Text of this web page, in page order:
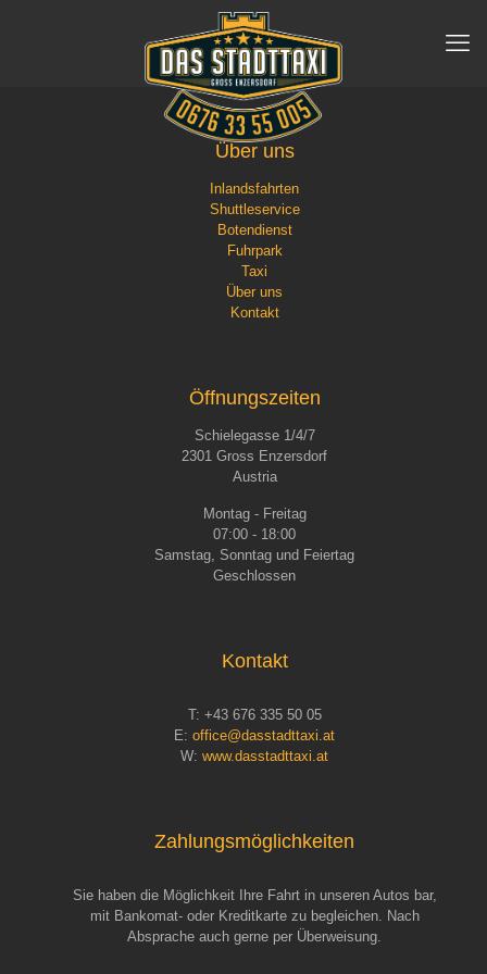
Über uns
Inlandsfahrten
Shuttleservice
Botendienst
Fuhrpark
Taxi
Über uns
Kontakt
Öffnungszeiten
Schielegasse 1/4/7
2301 Gross Enzersdorf
Austria
Montag - Freitag
07:00 - 18:00
Samstag, Sonntag und Feiertag
Geschlossen
Kontakt
T: +43 676 335 50 05
E: office@dasstadttaxi.at
W: www.dasstadttaxi.at
Zahlungsmöglichkeiten
Sie haben die Möglichkeit Ihre Fahrt in unseren Autos bar,
mit Bankomat- oder Kreditkarte zu begleichen. Nach
Absprache auch gerne per Überweisung.